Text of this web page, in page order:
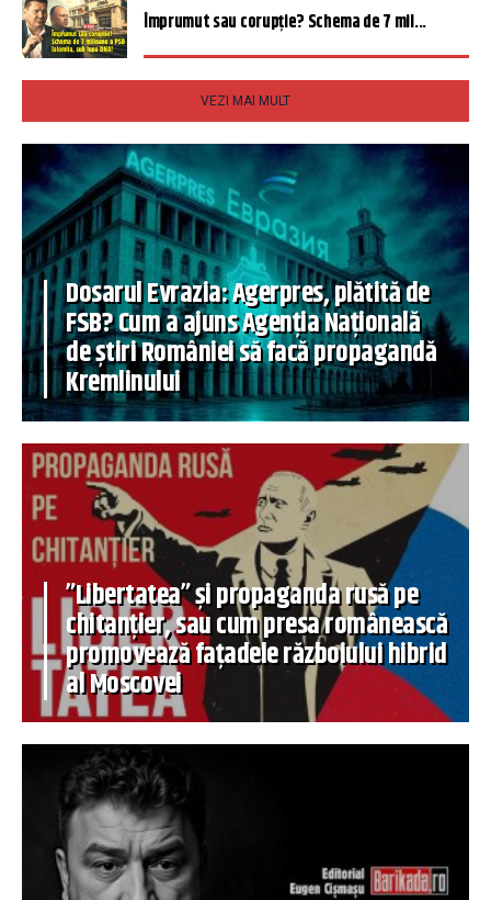
Împrumut sau corupție? Schema de 7 mil...
VEZI MAI MULT
Dosarul Evrazia: Agerpres, plătită de
FSB? Cum a ajuns Agenția Națională
de știri României să facă propagandă
Kremlinului
”Libertatea” și propaganda rusă pe
chitanțier, sau cum presa românească
promovează fațadele războiului hibrid
al Moscovei